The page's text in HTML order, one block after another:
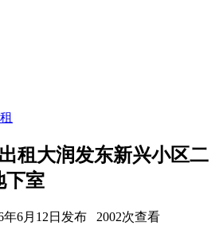
租大润发东新兴小区二
下室
6月12日发布 2002次查看